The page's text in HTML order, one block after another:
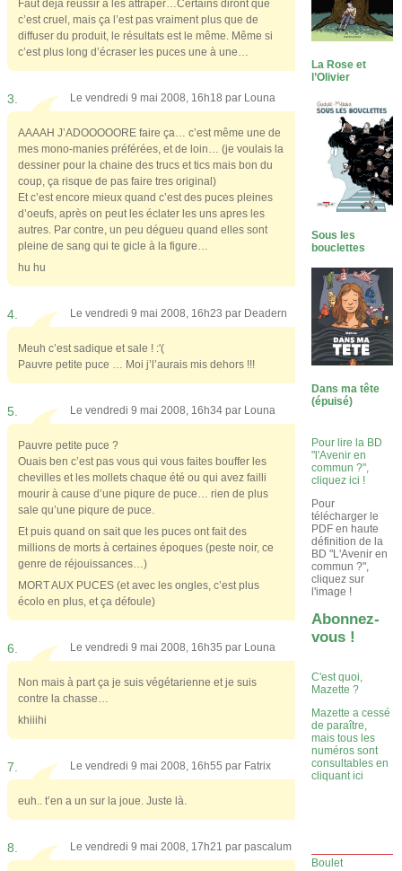
Faut déjà réussir à les attraper…Certains diront que
c’est cruel, mais ça l’est pas vraiment plus que de
diffuser du produit, le résultats est le même. Même si
c’est plus long d’écraser les puces une à une…
3. Le vendredi 9 mai 2008, 16h18 par Louna
AAAAH J’ADOOOOORE faire ça… c’est même une de
mes mono-manies préférées, et de loin… (je voulais la
dessiner pour la chaine des trucs et tics mais bon du
coup, ça risque de pas faire tres original)
Et c’est encore mieux quand c’est des puces pleines
d’oeufs, après on peut les éclater les uns apres les
autres. Par contre, un peu dégueu quand elles sont
pleine de sang qui te gicle à la figure…
hu hu
4. Le vendredi 9 mai 2008, 16h23 par Deadern
Meuh c’est sadique et sale ! :'(
Pauvre petite puce … Moi j’l’aurais mis dehors !!!
5. Le vendredi 9 mai 2008, 16h34 par Louna
Pauvre petite puce ?
Ouais ben c’est pas vous qui vous faites bouffer les
chevilles et les mollets chaque été ou qui avez failli
mourir à cause d’une piqure de puce… rien de plus
sale qu’une piqure de puce.
Et puis quand on sait que les puces ont fait des
millions de morts à certaines époques (peste noir, ce
genre de réjouissances…)
MORT AUX PUCES (et avec les ongles, c’est plus
écolo en plus, et ça défoule)
6. Le vendredi 9 mai 2008, 16h35 par Louna
Non mais à part ça je suis végétarienne et je suis
contre la chasse…
khiiihi
7. Le vendredi 9 mai 2008, 16h55 par Fatrix
euh.. t’en a un sur la joue. Juste là.
8. Le vendredi 9 mai 2008, 17h21 par pascalum
La Rose et
l’Olivier
Sous les
bouclettes
Dans ma tête
(épuisé)
Pour lire la BD
"l'Avenir en
commun ?",
cliquez ici !
Pour
télécharger le
PDF en haute
définition de la
BD "L'Avenir en
commun ?",
cliquez sur
l'image !
Abonnez-
vous !
C'est quoi,
Mazette ?
Mazette a cessé
de paraître,
mais tous les
numéros sont
consultables en
cliquant ici
Boulet